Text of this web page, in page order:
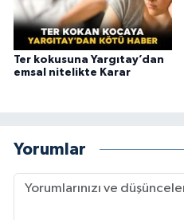
Ter kokusuna Yargıtay’dan
emsal nitelikte Karar
Yorumlar